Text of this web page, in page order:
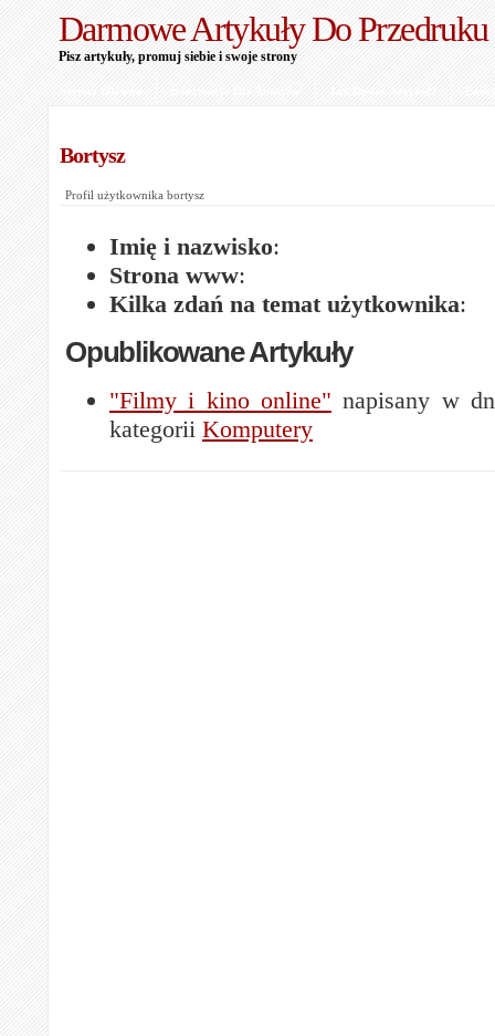
Darmowe Artykuły Do Przedruku
Pisz artykuły, promuj siebie i swoje strony
Bortysz
Profil użytkownika bortysz
Imię i nazwisko:
Strona www:
Kilka zdań na temat użytkownika:
Opublikowane Artykuły
"Filmy i kino online" napisany w
kategorii Komputery